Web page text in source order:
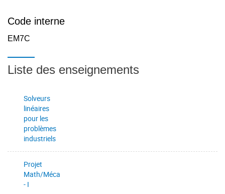
Code interne
EM7C
Liste des enseignements
Solveurs
linéaires
pour les
problèmes
industriels
Projet
Math/Méca
- I